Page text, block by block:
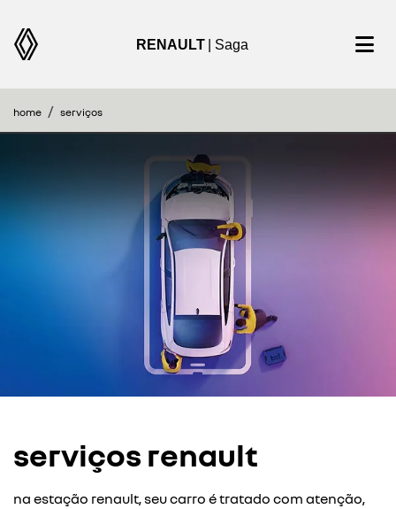
RENAULT | Saga
home serviços
serviços renault
na estação renault, seu carro é tratado com atenção,